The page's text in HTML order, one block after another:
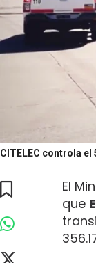
CITELEC controla
El
que